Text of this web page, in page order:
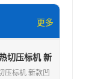
更多
切压标机 新
机 高频压花
压标机 新款凹